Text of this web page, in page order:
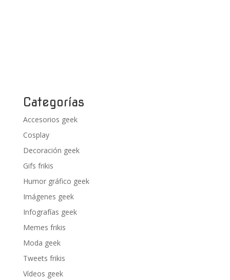
Categorías
Accesorios geek
Cosplay
Decoración geek
Gifs frikis
Humor gráfico geek
Imágenes geek
Infografías geek
Memes frikis
Moda geek
Tweets frikis
Vídeos geek